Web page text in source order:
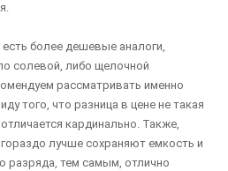
есть более дешевые аналоги,
солевой, либо щелочной
рассматривать именно
того, что разница в цене не такая
кардинально. Также,
лучше сохраняют емкость и
разряда, тем самым, отлично